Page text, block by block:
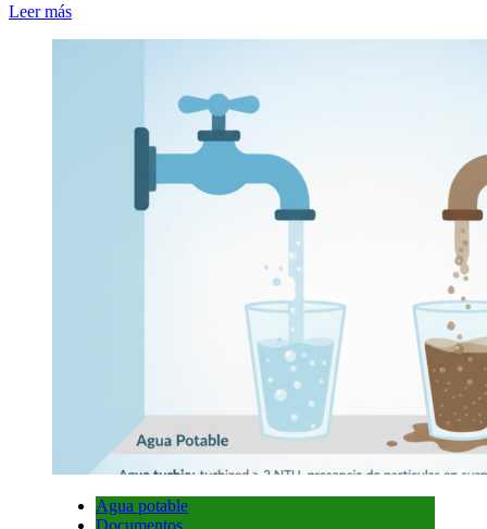
Leer más
Agua potable
Documentos